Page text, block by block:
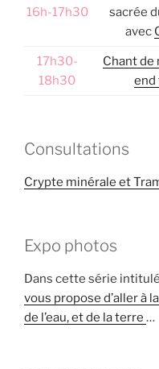
16h-17h30
sacrée
avec
17h30-
18h30
Chant de
end
Consultations
Crypte minérale et
Expo photos
Dans cette série
vous propose d’aller à
de l’eau, et de la terre …